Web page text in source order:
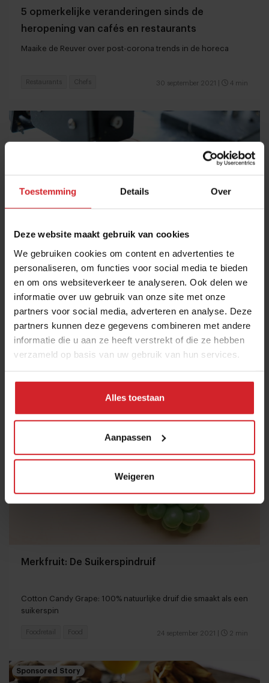
Toestemming Details Over
Deze website maakt gebruik van cookies
We gebruiken cookies om content en advertenties te
personaliseren, om functies voor social media te bieden
en om ons websiteverkeer te analyseren. Ook delen we
informatie over uw gebruik van onze site met onze
partners voor social media, adverteren en analyse. Deze
partners kunnen deze gegevens combineren met andere
informatie die u aan ze heeft verstrekt of die ze hebben
verzameld op basis van uw gebruik van hun services.
Alles toestaan
Aanpassen
Weigeren
5 opmerkelijke veranderingen sinds de
heropening van cafés en restaurants
Maaike de Reuver over post-corona trends in de horeca
30 september 2021 4 min
Restaurants Chefs
6 bedrijven die zich inzetten tegen
voedselverspilling
29 september is de dag tegen voedselverspilling
29 september 2021 | 3 min
Foodservice Duurzaamheid
Merkfruit: De Suikerspindruif
Cotton Candy Grape: 100% natuurlijke druif die smaakt als een
suikerspin
24 september 2021 2 min
Foodretail Food
Sponsored Story